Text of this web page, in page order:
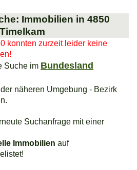
Immobilien in 4850
Timelkam
konnten zurzeit leider keine
Suche im Bundesland
näheren Umgebung - Bezirk
Suchanfrage mit einer
Immobilien auf